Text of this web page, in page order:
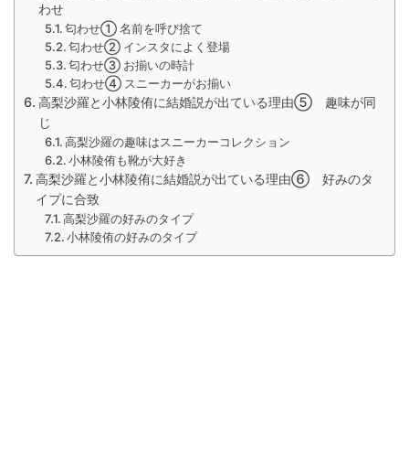
わせ
匂わせ① 名前を呼び捨て
匂わせ② インスタによく登場
匂わせ③ お揃いの時計
匂わせ④ スニーカーがお揃い
高梨沙羅と小林陵侑に結婚説が出ている理由⑤ 趣味が同
じ
高梨沙羅の趣味はスニーカーコレクション
小林陵侑も靴が大好き
高梨沙羅と小林陵侑に結婚説が出ている理由⑥ 好みのタ
イプに合致
高梨沙羅の好みのタイプ
小林陵侑の好みのタイプ